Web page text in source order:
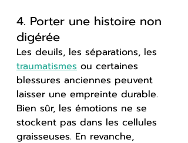
4. Porter une histoire non
digérée
Les deuils, les séparations, les
traumatismes ou certaines
blessures anciennes peuvent
laisser une empreinte durable.
Bien sûr, les émotions ne se
stockent pas dans les cellules
graisseuses. En revanche,